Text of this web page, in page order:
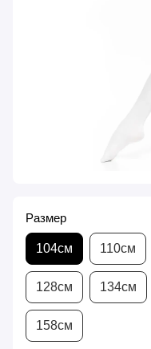
Размер
104см 110см
128см 134см
158см